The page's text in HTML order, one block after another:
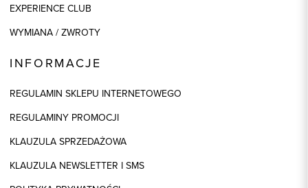
EXPERIENCE CLUB
WYMIANA / ZWROTY
INFORMACJE
REGULAMIN SKLEPU INTERNETOWEGO
REGULAMINY PROMOCJI
KLAUZULA SPRZEDAŻOWA
KLAUZULA NEWSLETTER I SMS